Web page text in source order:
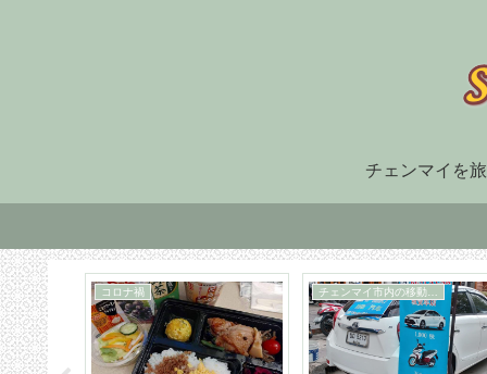
チェンマイを
住まい探し TM30